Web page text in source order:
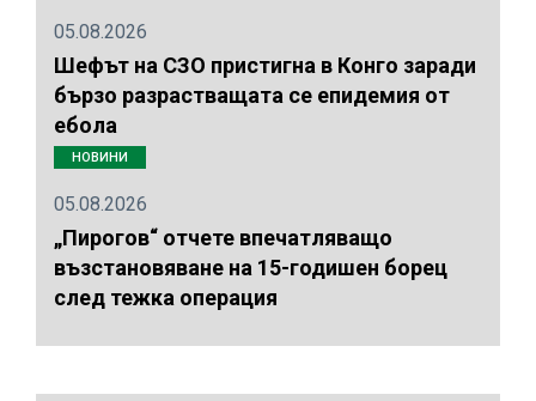
05.08.2026
Шефът на СЗО пристигна в Конго заради
бързо разрастващата се епидемия от
ебола
НОВИНИ
05.08.2026
„Пирогов“ отчете впечатляващо
възстановяване на 15-годишен борец
след тежка операция